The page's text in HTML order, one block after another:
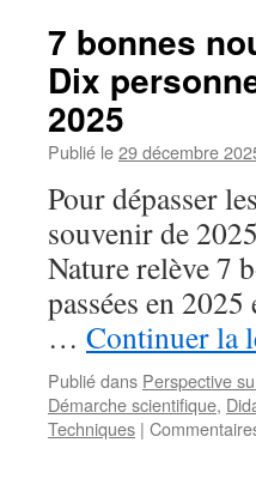
les
:
depuis
les
et
chez
/
/
7 bonnes
Dix
2025
Publié le29 décembre
Pour dépasser
souvenir de
Nature relève 7
passées en
… Continuer la
Publié dans Perspective
Démarche scientifique,
Techniques |